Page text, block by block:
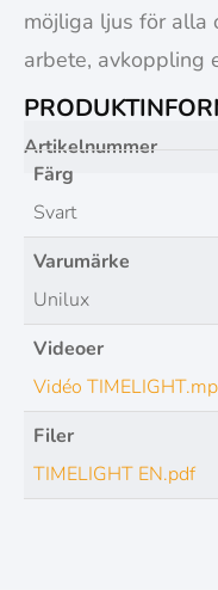
möjliga ljus för alla
arbete, avkoppling
Artikelnummer
Färg
Svart
Varumärke
Unilux
Videoer
Vidéo
Filer
TIMELIGHT EN.pdf